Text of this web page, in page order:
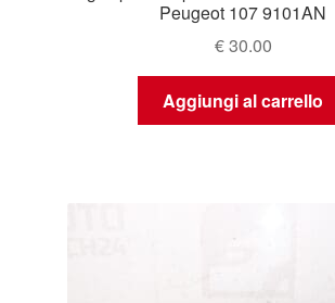
Peugeot 107 9101AN
€30.00
Aggiungi al carrello